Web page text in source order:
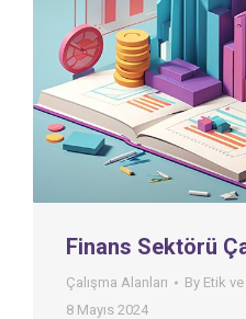
Finans Sektörü
Çalışma Alanları By Etik
8 Mayıs 2024